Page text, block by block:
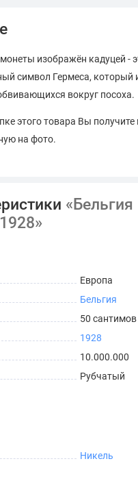
изображён кадуцей -
символ Гермеса, который
вокруг посоха.
этого товара Вы получите
на фото.
«Бельгия
Европа
Бельгия
50 сантимов
1928
10.000.000
Рубчатый
Никель